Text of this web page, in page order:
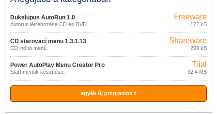
Dukelupus AutoRun 1.0
Autorun létrehozása CD és DVD
Freeware
172 kB
CD starovací menu 1.3.1.13
CD indító menü.
Shareware
299 kB
Power AutoPlay Menu Creator Pro
9.59
Start menük készítése.
Trial
32,4 MB
egyéb új programok »